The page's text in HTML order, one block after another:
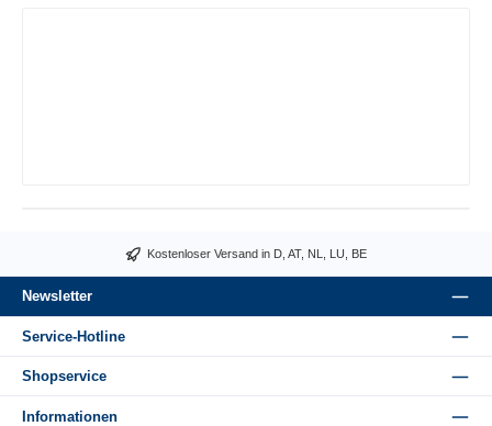
Kostenloser Versand in D, AT, NL, LU, BE
Newsletter
Service-Hotline
Shopservice
Informationen